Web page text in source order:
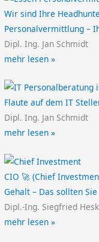
Wir sind Ihre
Personalvermittlung –
Dipl. Ing. Jan Schmidt
mehr lesen »
Flaute auf dem IT
Dipl. Ing. Jan Schmidt
mehr lesen »
CIO 🚀 (Chief
Gehalt – Das sollten
Dipl.-Ing. Siegfried
mehr lesen »